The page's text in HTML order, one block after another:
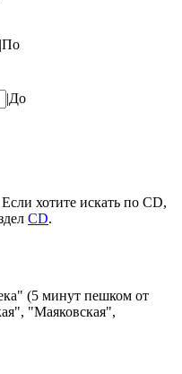
|По
|До
хотите искать по CD,
CD.
(5 минут пешком от
"Маяковская",